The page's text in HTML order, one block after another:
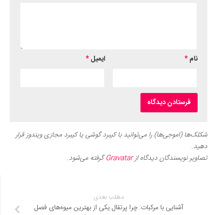
نام* ایمیل*
شکلک‌ها (اموجی‌ها) را می‌توانید با کیبرد گوشی یا کیبرد مجازی ویندوز قرار
دهید.
تصاویر نویسندگان دیدگاه ازGravatarگرفته می‌شود.
مطلب بعدی
آشنایی با مرکبات: چرا پرتقال یکی از بهترین میوه‌های فصل